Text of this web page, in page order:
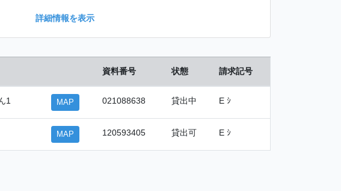
詳細情報を表示
資料番号 状態 請求記号
1 MAP 021088638 貸出中 E ｼ
MAP 120593405 貸出可 E ｼ